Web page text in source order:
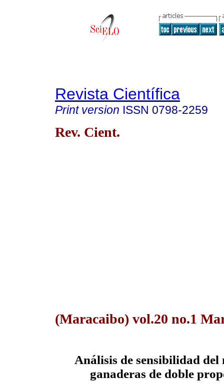
Revista Científica
Print version ISSN 0798-2259
Rev. Cient.
(Maracaibo) vol.20 no.1
Análisis de sensibilidad
ganaderas de doble